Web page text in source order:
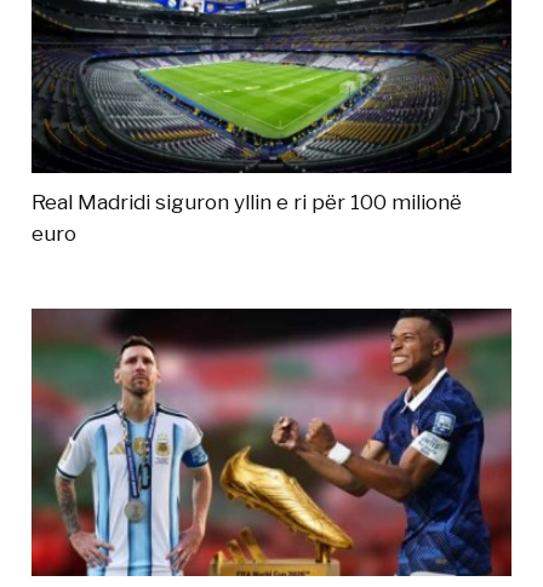
Real Madridi siguron yllin e ri për 100 milionë
euro